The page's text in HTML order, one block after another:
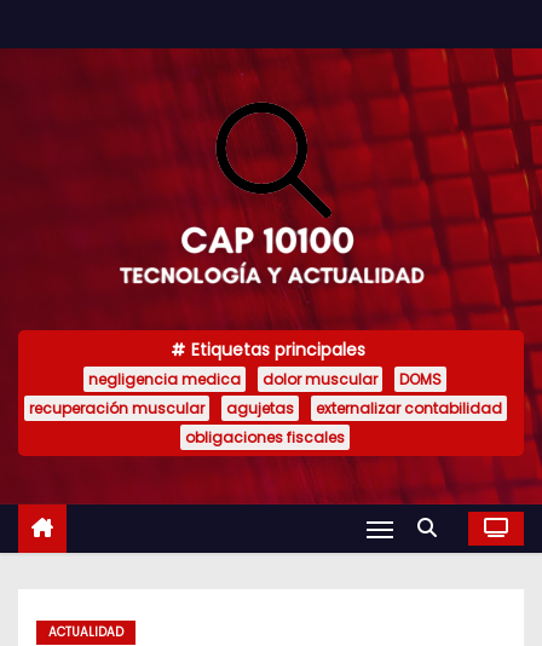
a
o
Etiquetas principales
negligencia medica dolor muscular
DOMS
recuperación muscular
agujetas
externalizar contabilidad
obligaciones fiscales
ACTUALIDAD